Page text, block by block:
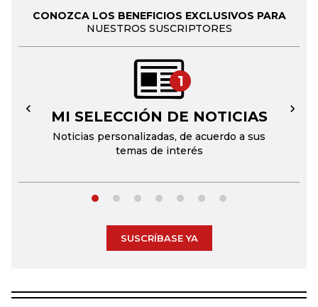
CONOZCA LOS BENEFICIOS EXCLUSIVOS PARA
NUESTROS SUSCRIPTORES
1
MI SELECCIÓN DE NOTICIAS
Noticias personalizadas, de acuerdo a sus
temas de interés
← →
SUSCRÍBASE YA